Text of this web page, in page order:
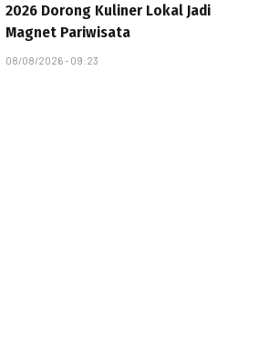
2026 Dorong Kuliner Lokal Jadi
Magnet Pariwisata
08/08/2026 - 09:23